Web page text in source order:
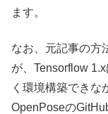
ます。
なお、元記事の方
が、Tensorflow
く環境構築できな
OpenPoseの